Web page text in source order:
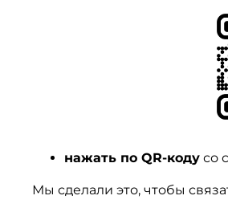
нажать по QR-коду со
Мы сделали это, чтобы